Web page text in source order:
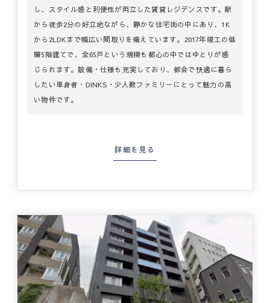
し、スタイル感と利便性が両立した賃貸レジデンスです。駅
から徒歩2分の好立地ながら、静かな住宅街の中にあり、1K
から2LDKまで幅広い間取りを備えています。2017年竣工の低
層5階建てで、全65戸という規模も都心の中ではゆとりが感
じられます。設備・仕様も充実しており、都会で快適に暮ら
したい単身者・DINKS・少人数ファミリーにとって魅力の高
い物件です。
詳細を見る